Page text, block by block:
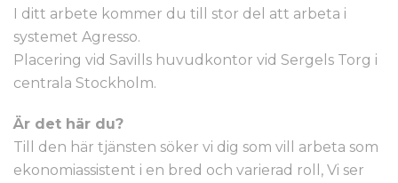
I ditt arbete kommer du till stor del att arbeta i
systemet Agresso.
Placering vid Savills huvudkontor vid Sergels Torg i
centrala Stockholm.
Är det här du?
Till den här tjänsten söker vi dig som vill arbeta som
ekonomiassistent i en bred och varierad roll, Vi ser